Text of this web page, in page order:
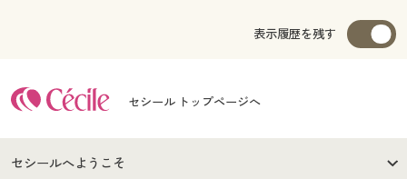
表示履歴を残す
セシール トップページへ
セシールへようこそ